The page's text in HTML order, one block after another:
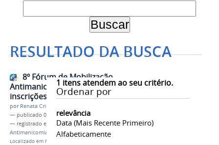
RESULTADO DA BUSCA
1 itens atendem ao seu critério.
Ordenar por
relevância
Data (mais Recente Primeiro)
Alfabeticamente
8º Fórum de Mobilização
Antimanicomial está com
inscrições abertas
por Renata Cristina de Sá Barreto Freitas
— publicado 05/04/2018
— registrado em:
Fórum de Mobilização
Antimanicomial
Psicologia,Saúde mental
Localizado em Notícias